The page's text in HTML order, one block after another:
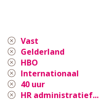
Vast
Gelderland
HBO
Internationaal
40 uur
HR administratief...